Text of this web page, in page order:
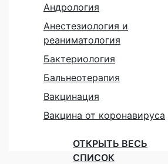
Андрология
Анестезиология и
реаниматология
Бактериология
Бальнеотерапия
Вакцинация
Вакцина от коронавируса
ОТКРЫТЬ ВЕСЬ
СПИСОК